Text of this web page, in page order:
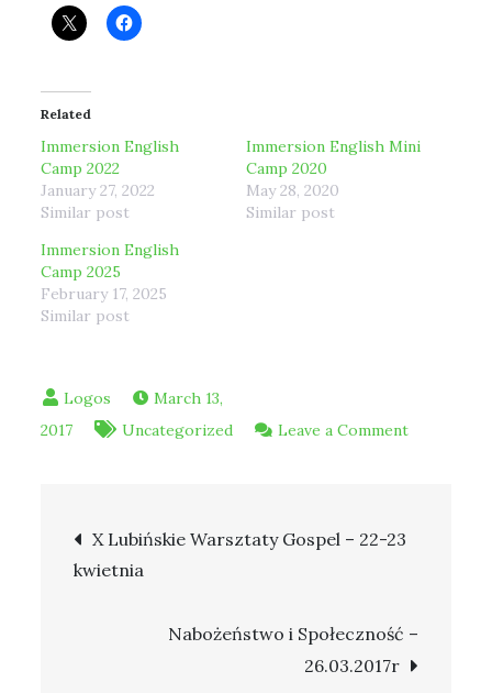
Related
Immersion English
Camp 2022
January 27, 2022
Similar post
Immersion English Mini
Camp 2020
May 28, 2020
Similar post
Immersion English
Camp 2025
February 17, 2025
Similar post
March 13,
2017
Uncategorized Leave a Commenton
Post
navigation
X Lubińskie Warsztaty Gospel – 22-23
kwietnia
Nabożeństwo i Społeczność –
26.03.2017r